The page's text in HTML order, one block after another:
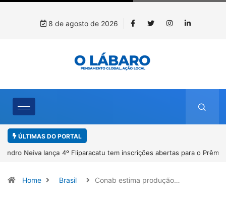
8 de agosto de 2026
ÚLTIMAS DO PORTAL
4º Fliparacatu tem inscrições abertas para o Prêmio de Redação e
Home Brasil Conab estima produção…